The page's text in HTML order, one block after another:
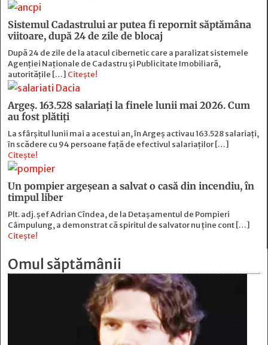
Sistemul Cadastrului ar putea fi repornit săptămâna
viitoare, după 24 de zile de blocaj
După 24 de zile de la atacul cibernetic care a paralizat sistemele
Agenției Naționale de Cadastru și Publicitate Imobiliară,
autoritățile […] Citește!
Argeș. 163.528 salariați la finele lunii mai 2026. Cum
au fost plătiți
La sfârșitul lunii mai a acestui an, în Argeş activau 163.528 salariați,
în scădere cu 94 persoane faţă de efectivul salariaţilor […]
Citește!
Un pompier argeșean a salvat o casă din incendiu, în
timpul liber
Plt. adj. șef Adrian Cîndea, de la Detașamentul de Pompieri
Câmpulung, a demonstrat că spiritul de salvator nu ține cont […]
Citește!
Omul săptămânii